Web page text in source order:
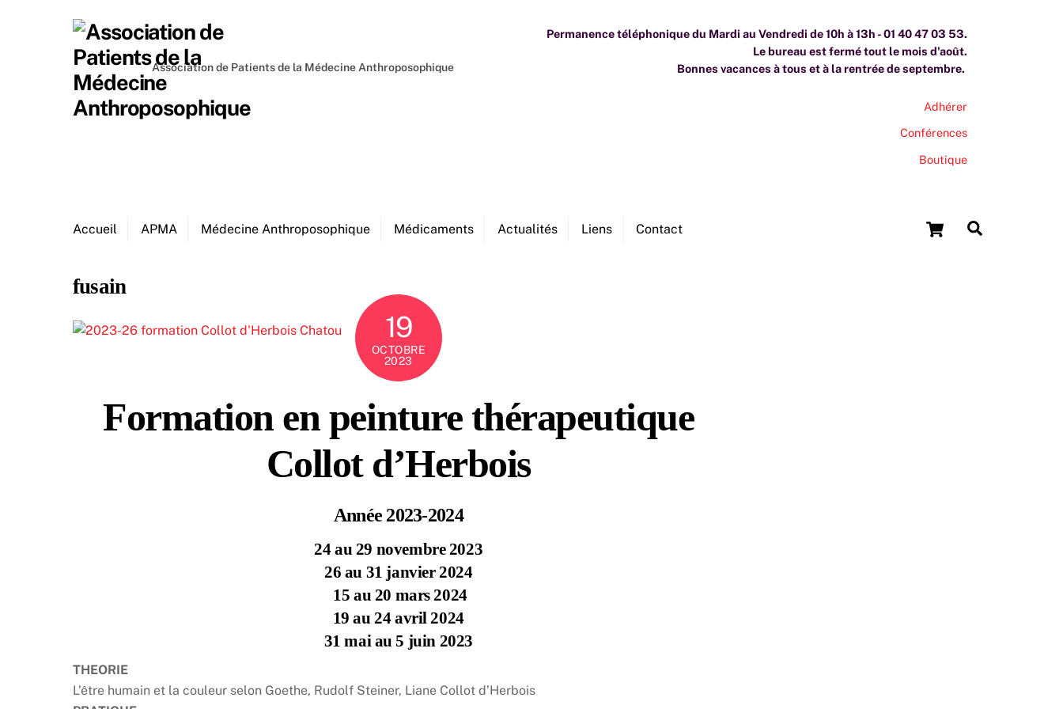
Association de Patients de la Médecine Anthroposophique
Cart
Accueil APMA Médecine Anthroposophique Médicaments Actualités Liens Contact
Permanence téléphonique du Mardi au Vendredi de 10h à 13h - 01 40 47 03 53.
Le bureau est fermé tout le mois d'août.
Bonnes vacances à tous et à la rentrée de septembre.
Adhérer
Conférences
Boutique
fusain
19
OCTOBRE
2023
Formation en peinture thérapeutique
Collot d’Herbois
Année 2023-2024
24 au 29 novembre 2023
26 au 31 janvier 2024
15 au 20 mars 2024
19 au 24 avril 2024
31 mai au 5 juin 2023
THEORIE
L’être humain et la couleur selon Goethe, Rudolf Steiner, Liane Collot d’Herbois